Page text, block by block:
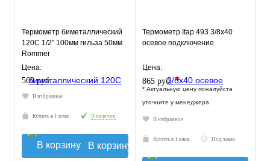
Термометр биметаллический
120С 1/2" 100мм гильза 50мм
Rommer
Цена:
560 руб.
В избранное
Купить в 1 клик В наличии
В корзину
Термометр Itap 493 3/8x40
осевое подключение
Цена:
865 руб.*
* Актуальную цену пожалуйста
уточните у менеджера
В избранное
Купить в 1 клик Под заказ